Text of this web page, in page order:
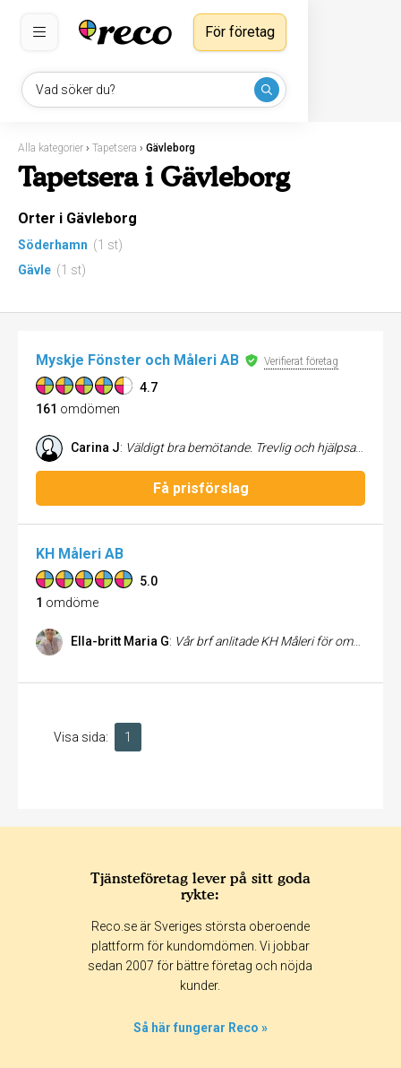
Vad söker du?
För företag
Alla kategorier › Tapetsera › Gävleborg
Tapetsera i Gävleborg
Orter i Gävleborg
Söderhamn (1 st)
Gävle (1 st)
Myskje Fönster och Måleri AB Verifierat företag
4.7
161 omdömen
Carina J: Väldigt bra bemötande. Trevlig och hjälpsam personal. Är såååå nöjd med mina ommålade köksluckor.
Få prisförslag
KH Måleri AB
5.0
1 omdöme
Ella-britt Maria G: Vår brf anlitade KH Måleri för ommålning av våra trapphus från -38 Resultat blev över förväntan! Toppbetyg ! Eftersom vi hade bytt lghdörrar i vårt gamla hus så uppstod div skador vid bytet. Detta fixade dom så fint. Trapphuset är som nytt o den svagt rosa färgen blev toppen! Extra beröm till William som gjorde jobbet! De blev tomt när han va klar o packade ihop.... Kontakten med KH Måleri kändes bra från början till slut. Tack!! Styrelsen brf Valbogården
Visa sida: 1
Tjänsteföretag lever på sitt goda
rykte:
Reco.se är Sveriges största oberoende
plattform för kundomdömen. Vi jobbar
sedan 2007 för bättre företag och nöjda
kunder.
Så här fungerar Reco »